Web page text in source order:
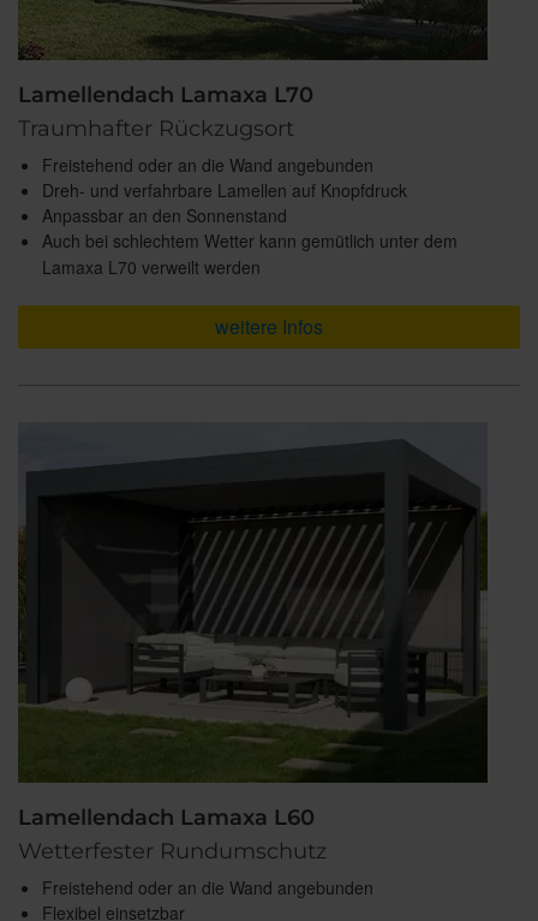
Lamellendach Lamaxa L70
Traumhafter Rückzugsort
Freistehend oder an die Wand angebunden
Dreh- und verfahrbare Lamellen auf Knopfdruck
Anpassbar an den Sonnenstand
Auch bei schlechtem Wetter kann gemütlich unter dem
Lamaxa L70 verweilt werden
weitere Infos
Lamellendach Lamaxa L60
Wetterfester Rundumschutz
Freistehend oder an die Wand angebunden
Flexibel einsetzbar